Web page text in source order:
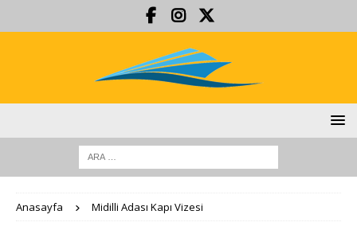
Anasayfa Midilli Adası Kapı Vizesi